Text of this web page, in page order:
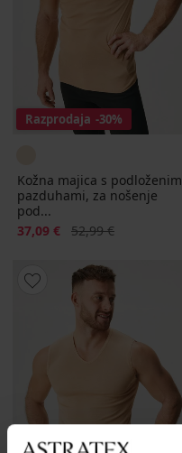
Razprodaja -30%
Kožna majica s
pazduhami, za nošenje
pod...
Popust
37,09 € Prvotna cena
52,99 €